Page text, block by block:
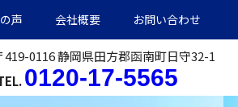
声 会社概要 お問い合わせ
419-0116 静岡県田方郡函南町日守32-1
0120-17-5565